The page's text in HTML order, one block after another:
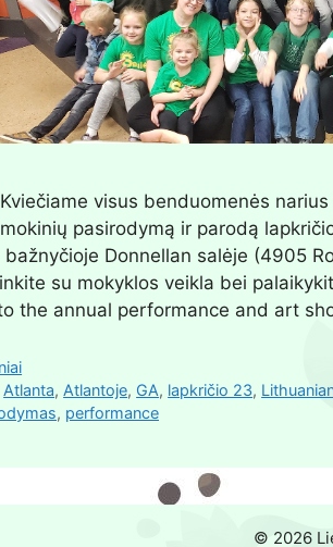
visus benduomenės
mokinių pasirodymą ir parodą
bažnyčioje Donnellan salėje (4905
su mokyklos veikla bei
the annual performance and art
Atlanta, Atlantoje, GA, lapkričio 23,
, performance
© 2026